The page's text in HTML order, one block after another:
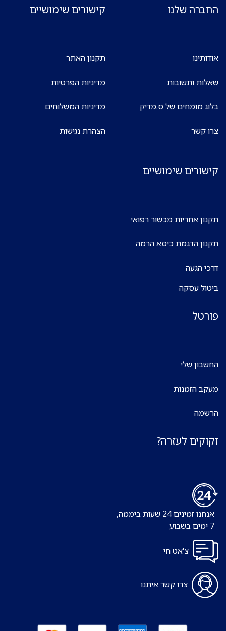
החברה שלנו
אודותינו
שאלות ותשובות
בלוג מומחים של ס.מדיק
צרו קשר
קישורים שימושיים
תקנון האתר
מדיניות הפרטיות
מדיניות המשלוחים
הצהרת נגישות
קישורים שימושיים
תקנון אחריות מכשור רפואי
תקנון הדגמת כיסא הרמה
דרכי הגעה
ביטול עסקה
פורטל
החשבון שלי
מעקב הזמנות
הרשמה
זקוקים לעזרה?
אנחנו זמינים 24 שעות ביממה,
צ'אט חי
צרו קשר איתנו